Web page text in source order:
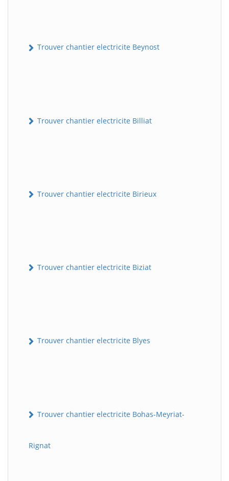
Trouver chantier electricite Beynost
Trouver chantier electricite Billiat
Trouver chantier electricite Birieux
Trouver chantier electricite Biziat
Trouver chantier electricite Blyes
Trouver chantier electricite Bohas-Meyriat-
Rignat